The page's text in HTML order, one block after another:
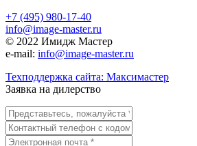
+7 (495) 980-17-40
info@image-master.ru
© 2022 Имидж Мастер
e-mail: info@image-master.ru
Техподдержка сайта: Максимастер
Заявка на дилерство